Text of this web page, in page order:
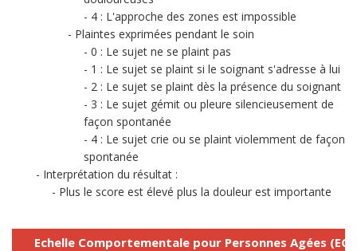
4 : L'approche des zones est impossible
Plaintes exprimées pendant le soin
0 : Le sujet ne se plaint pas
1 : Le sujet se plaint si le soignant s'adresse à lui
2 : Le sujet se plaint dès la présence du soignant
3 : Le sujet gémit ou pleure silencieusement de
façon spontanée
4 : Le sujet crie ou se plaint violemment de façon
spontanée
Interprétation du résultat :
Plus le score est élevé plus la douleur est importante
Echelle Comportementale pour Personnes Agées